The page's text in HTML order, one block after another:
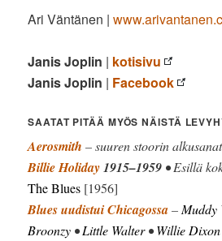
Ari Väntänen |
Janis Joplin | kotisivu
Janis Joplin | Facebook
SAATAT PITÄÄ MYÖS NÄISTÄ
Aerosmith – suuren stoorin
Billie Holiday1915–1959 • Esillä
The Blues [1956]
Blues uudistui Chicagossa– Muddy
Broonzy •Little Walter•Willie Dixon